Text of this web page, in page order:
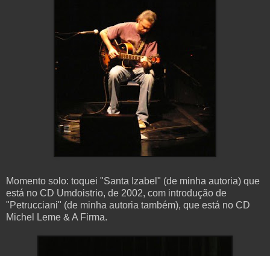
Momento solo: toquei "Santa Izabel" (de minha autoria) que
está no CD Umdoistrio, de 2002, com introdução de
"Petrucciani" (de minha autoria também), que está no CD
Michel Leme & A Firma.